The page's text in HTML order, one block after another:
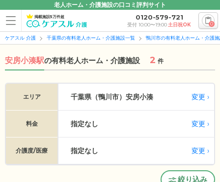
老人ホーム・介護施設の口コミ評判サイト
掲載施設5万件超 0120-579-721
受付 10:00〜19:00土日祝OK 0
ケアスル 介護 千葉県の有料老人ホーム・介護施設一覧 鴨川市の有料老人ホーム・介護
安房小湊駅の有料老人ホーム・介護施設 2 件
エリア 千葉県（鴨川市） 安房小湊 変更
料金 指定なし 変更
介護度/医療 指定なし 変更
絞り込み